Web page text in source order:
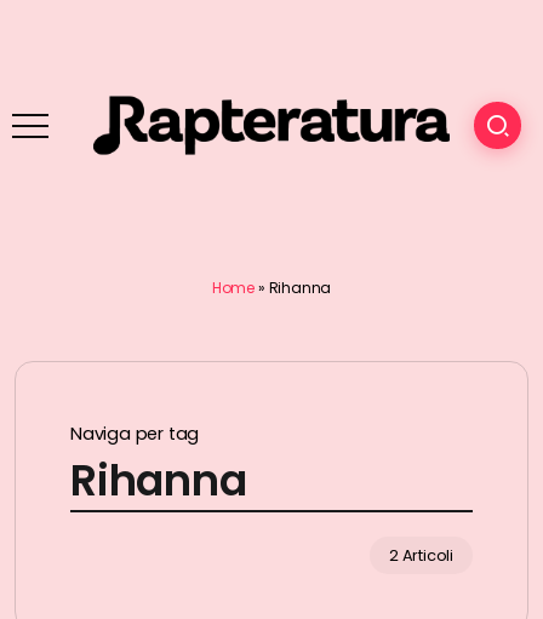
Home» Rihanna
Naviga per tag
Rihanna
2 Articoli